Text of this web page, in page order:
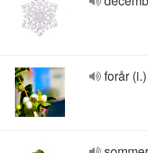
forår (i.)